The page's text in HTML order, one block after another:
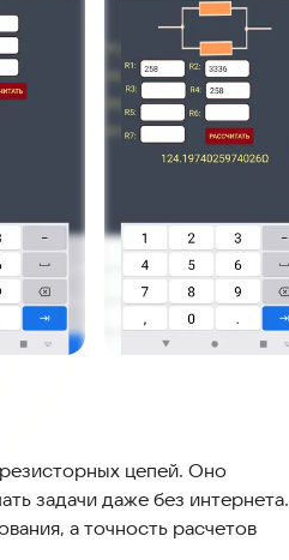
цепей. Оно
задачи даже без интернета.
а точность расчетов